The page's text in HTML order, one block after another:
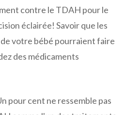
contre le TDAH pour le
éclairée! Savoir que les
votre bébé pourraient faire
des médicaments
pour cent ne ressemble pas